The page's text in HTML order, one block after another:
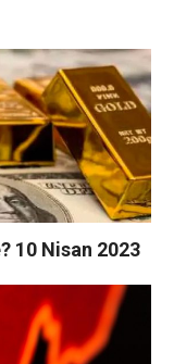
10 Nisan 2023